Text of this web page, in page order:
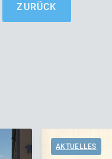
ZURÜCK
AKTUELLES